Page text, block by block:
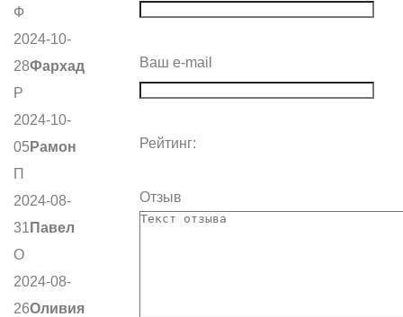
Ф
2024-10-
28Фархад
Р
2024-10-
05 Рамон
П
2024-08-
31 Павел
О
2024-08-
26Оливия
Ваш e-mail
Рейтинг:
Отзыв